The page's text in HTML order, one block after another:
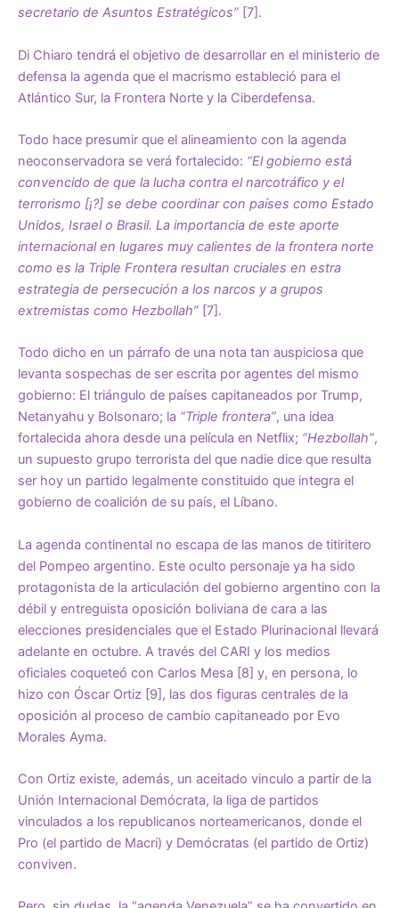
secretario de Asuntos Estratégicos” [7].
Di Chiaro tendrá el objetivo de desarrollar en el ministerio de
defensa la agenda que el macrismo estableció para el
Atlántico Sur, la Frontera Norte y la Ciberdefensa.
Todo hace presumir que el alineamiento con la agenda
neoconservadora se verá fortalecido: “El gobierno está
convencido de que la lucha contra el narcotráfico y el
terrorismo [¡?] se debe coordinar con países como Estado
Unidos, Israel o Brasil. La importancia de este aporte
internacional en lugares muy calientes de la frontera norte
como es la Triple Frontera resultan cruciales en estra
estrategia de persecución a los narcos y a grupos
extremistas como Hezbollah” [7].
Todo dicho en un párrafo de una nota tan auspiciosa que
levanta sospechas de ser escrita por agentes del mismo
gobierno: El triángulo de países capitaneados por Trump,
Netanyahu y Bolsonaro; la “Triple frontera”, una idea
fortalecida ahora desde una película en Netflix; “Hezbollah”,
un supuesto grupo terrorista del que nadie dice que resulta
ser hoy un partido legalmente constituido que integra el
gobierno de coalición de su país, el Líbano.
La agenda continental no escapa de las manos de titiritero
del Pompeo argentino. Este oculto personaje ya ha sido
protagonista de la articulación del gobierno argentino con la
débil y entreguista oposición boliviana de cara a las
elecciones presidenciales que el Estado Plurinacional llevará
adelante en octubre. A través del CARI y los medios
oficiales coqueteó con Carlos Mesa [8] y, en persona, lo
hizo con Óscar Ortiz [9], las dos figuras centrales de la
oposición al proceso de cambio capitaneado por Evo
Morales Ayma.
Con Ortiz existe, además, un aceitado vinculo a partir de la
Unión Internacional Demócrata, la liga de partidos
vinculados a los republicanos norteamericanos, donde el
Pro (el partido de Macri) y Demócratas (el partido de Ortiz)
conviven.